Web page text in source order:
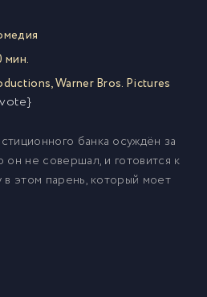
мин.
,Warner Bros. Pictures
банка осуждён за
он не совершал, и готовится к
этом парень, который моет